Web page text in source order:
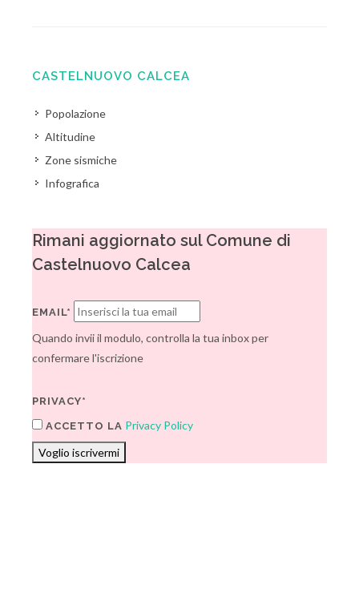
CASTELNUOVO CALCEA
Popolazione
Altitudine
Zone sismiche
Infografica
Rimani aggiornato sul Comune di
Castelnuovo Calcea
EMAIL*
Quando invii il modulo, controlla la tua inbox per
confermare l'iscrizione
PRIVACY*
ACCETTO LA Privacy Policy
Voglio iscrivermi